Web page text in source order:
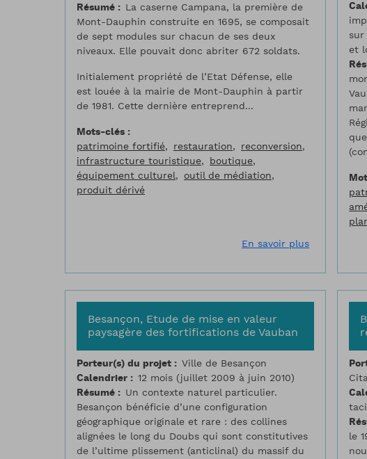
Résumé
La caserne Campana, la première de
Mont-Dauphin construite en 1695, se composait
de sept modules sur chacun de ses deux
niveaux. Elle pouvait donc abriter 672 soldats.
Initialement propriété de l’Etat Défense, elle
est louée à la mairie de Mont-Dauphin à partir
de 1981. Cette dernière entreprend...
Mots-clés
patrimoine fortifié
restauration
reconversion
infrastructure touristique
boutique
équipement culturel
outil de médiation
produit dérivé
En savoir plussur
sur
et
Besançon, Etude de mise en valeur
paysagère des fortifications de Vauban
Porteur(s) du projet
Ville de Besançon
Calendrier
12 mois (juillet 2009 à juin 2010)
Résumé
Un contexte naturel particulier.
Besançon bénéficie d’une configuration
géographique originale et rare : des collines
alignées le long du Doubs qui sont constitutives
de l’ultime plissement (anticlinal) du massif du
le